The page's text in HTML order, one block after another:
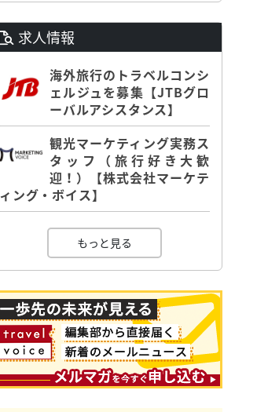
求人情報
海外旅行のトラベルコンシ
ェルジュを募集【JTBグロ
ーバルアシスタンス】
観光マーケティング実務ス
タッフ（旅行好き大歓
迎！）【株式会社マーケテ
ィング・ボイス】
もっと見る